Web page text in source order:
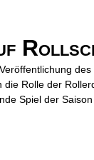
die Rolle der
Spiel der